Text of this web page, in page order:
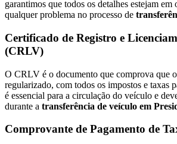
garantimos que todos os detalhes estejam em
qualquer problema no processo de
Certificado de Registro e
(CRLV)
O CRLV é o documento que comprova que
regularizado, com todos os impostos e taxas
é essencial para a circulação do veículo e
durante a transferência de veículo em
Comprovante de Pagamento de